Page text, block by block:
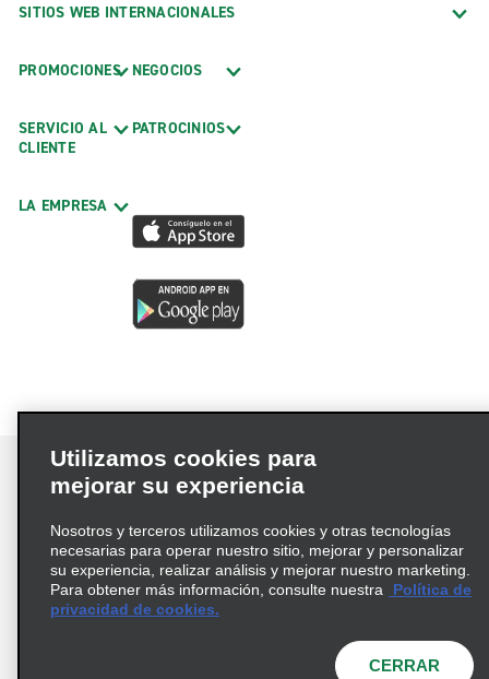
SITIOS WEB INTERNACIONALES
PROMOCIONES
SERVICIO AL
CLIENTE
LA EMPRESA
NEGOCIOS
PATROCINIOS
Términos de uso
Política de privacidad
Política de cookies
Información de Salud del Consumidor
© 2026 Enterprise Holdings, Inc. Todos los derechos
Utilizamos cookies para
mejorar su experiencia
Nosotros y terceros utilizamos cookies y otras tecnologías
necesarias para operar nuestro sitio, mejorar y personalizar
su experiencia, realizar análisis y mejorar nuestro marketing.
Para obtener más información, consulte nuestra
Política de
privacidad de cookies.
CERRAR